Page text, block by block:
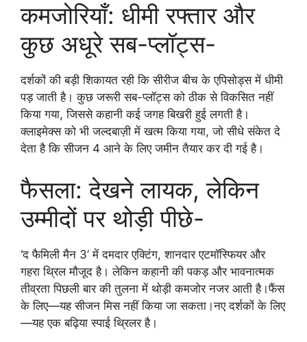
कमजोरियाँ: धीमी रफ्तार और
कुछ अधूरे सब-प्लॉट्स-
दर्शकों की बड़ी शिकायत रही कि सीरीज बीच के एपिसोड्स में धीमी
पड़ जाती है। कुछ जरूरी सब-प्लॉट्स को ठीक से विकसित नहीं
किया गया, जिससे कहानी कई जगह बिखरी हुई लगती है।
क्लाइमेक्स को भी जल्दबाज़ी में खत्म किया गया, जो सीधे संकेत दे
देता है कि सीजन 4 आने के लिए जमीन तैयार कर दी गई है।
फैसला: देखने लायक, लेकिन
उम्मीदों पर थोड़ी पीछे-
‘द फैमिली मैन 3’ में दमदार एक्टिंग, शानदार एटमॉस्फियर और
गहरा थ्रिल मौजूद है। लेकिन कहानी की पकड़ और भावनात्मक
तीव्रता पिछली बार की तुलना में थोड़ी कमजोर नजर आती है।फैंस
के लिए—यह सीजन मिस नहीं किया जा सकता।नए दर्शकों के लिए
—यह एक बढ़िया स्पाई थ्रिलर है।